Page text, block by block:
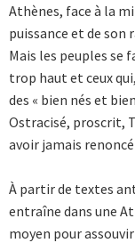
Athènes, face à la
puissance et de son
Mais les peuples se
trop haut et ceux
des « bien nés et
Ostracisé, proscrit,
avoir jamais
À partir de textes
entraîne dans une
moyen pour